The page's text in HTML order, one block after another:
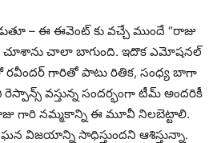
– ఈ ఈవెంట్ కు వచ్చే ముందే “రాజు
చాలా బాగుంది. ఇదొక ఎమోషనల్
గారితో పాటు రితిక, సంధ్య బాగా
వస్తున్న సందర్భంగా టీమ్ అందరికీ
గారి నమ్మకాన్ని ఈ మూవీ నిలబెట్టాలి.
విజయాన్ని సాధిస్తుందని ఆశిస్తున్నా.